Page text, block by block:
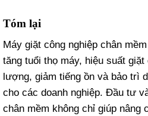
Tóm lại
Máy giặt công nghiệp chân
tăng tuổi thọ máy, hiệu suất
lượng, giảm tiếng ồn và bảo trì
cho các doanh nghiệp. Đầu tư
chân mềm không chỉ giúp nâng